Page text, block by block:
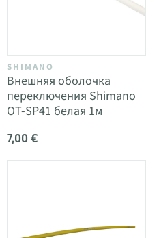
SHIMANO
Внешняя оболочка
переключения Shimano
OT-SP41 белая 1м
7,00 €